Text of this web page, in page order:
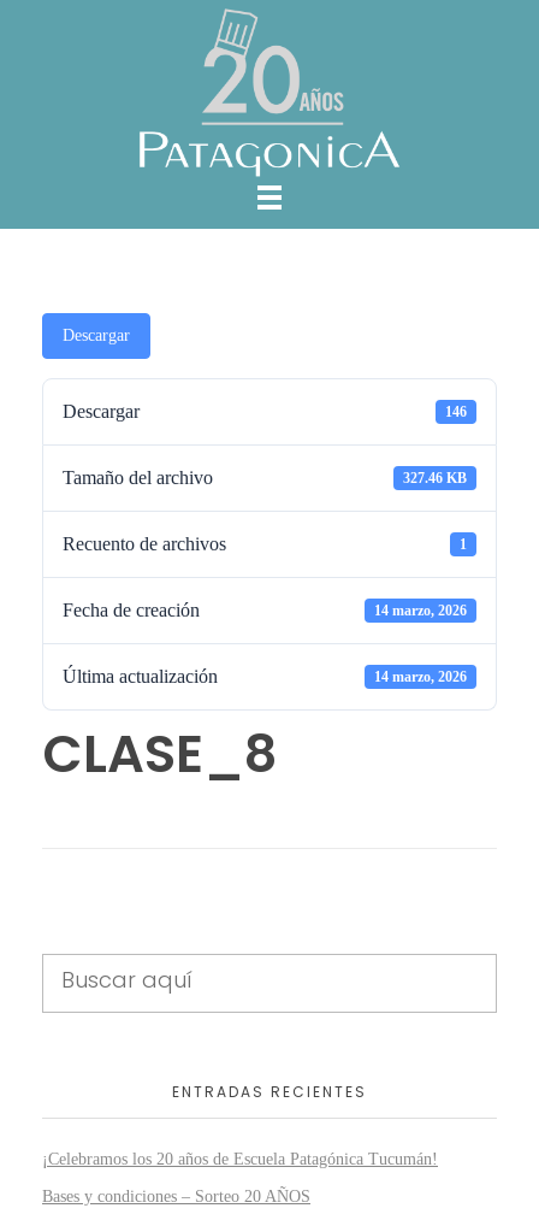
Descargar
Descargar 146
Tamaño del archivo 327.46 KB
Recuento de archivos 1
Fecha de creación 14 marzo, 2026
Última actualización 14 marzo, 2026
CLASE_8
ENTRADAS RECIENTES
¡Celebramos los 20 años de Escuela Patagónica Tucumán!
Bases y condiciones – Sorteo 20 AÑOS